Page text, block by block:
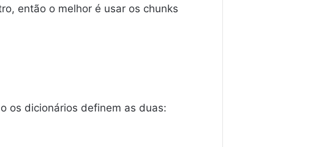
então o melhor é usar os chunks
os dicionários definem as duas: